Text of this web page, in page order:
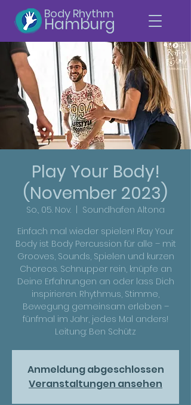
Body Rhythm
Hamburg
Play Your Body!
(November 2023)
So., 05. Nov.
Soundhafen Altona
Einfach mal wieder spielen! Play Your
Body ist Body Percussion für alle – mit
Grooves, Sounds, Spielen und kurzen
Choreos. Schnupper rein, knüpfe an
Deine Erfahrungen an oder lass Dich
inspirieren. Rhythmus, Stimme,
Bewegung gemeinsam erleben –
fünfmal im Jahr, jedes Mal anders!
Leitung: Ben Schütz
Anmeldung abgeschlossen
Veranstaltungen ansehen